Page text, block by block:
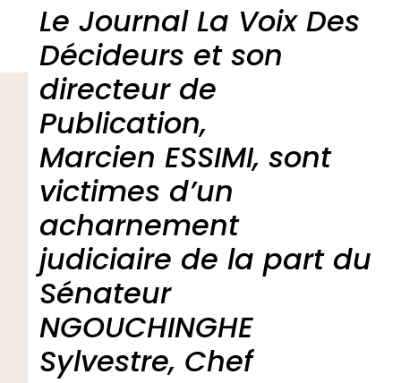
Le Journal La Voix Des
Décideurs et son
directeur de
Publication,
Marcien ESSIMI, sont
victimes d’un
acharnement
judiciaire de la part du
Sénateur
NGOUCHINGHE
Sylvestre, Chef